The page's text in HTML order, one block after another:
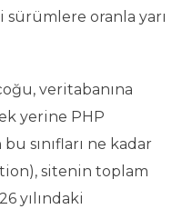
sürümlere oranla yarı
veritabanına
yerine PHP
bu sınıfları ne kadar
sitenin toplam
yılındaki